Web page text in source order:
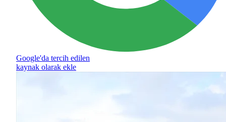
Google'da tercih edilen
kaynak olarak ekle